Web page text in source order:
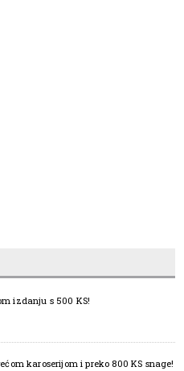
izdanju s 500 KS!
karoserijom i preko 800 KS snage!